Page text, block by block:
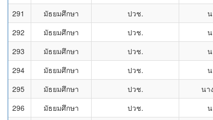
291
มัธยมศึกษา ปวช.
292
มัธยมศึกษา ปวช.
293
มัธยมศึกษา ปวช.
294
มัธยมศึกษา ปวช.
295
มัธยมศึกษา ปวช. นา
296
มัธยมศึกษา ปวช.